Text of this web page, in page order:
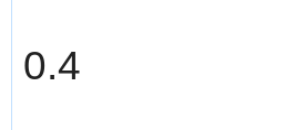
0.4